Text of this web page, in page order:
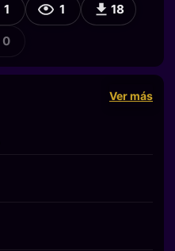
1 1 18
0
Ver más